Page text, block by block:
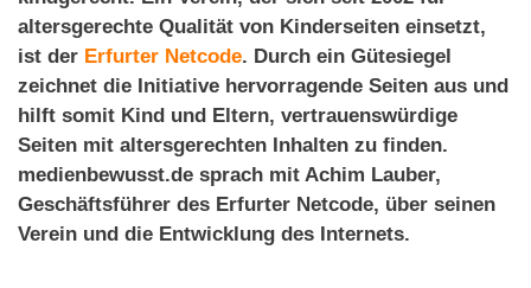
altersgerechte Qualität von Kinderseiten einsetzt,
ist der Erfurter Netcode. Durch ein Gütesiegel
zeichnet die Initiative hervorragende Seiten aus und
hilft somit Kind und Eltern, vertrauenswürdige
Seiten mit altersgerechten Inhalten zu finden.
medienbewusst.de sprach mit Achim Lauber,
Geschäftsführer des Erfurter Netcode, über seinen
Verein und die Entwicklung des Internets.